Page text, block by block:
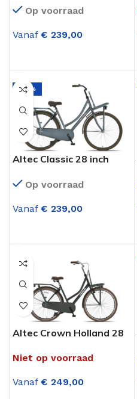
Mat Zwart
Op voorraad
Vanaf € 239,00
-25%
Altec Classic 28 inch
Dark Grey
Op voorraad
Vanaf € 239,00
Altec Crown Holland 28
Dame Army Groen
Niet op voorraad
Vanaf € 249,00